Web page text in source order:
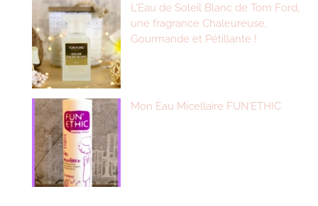
L’Eau de Soleil Blanc de Tom Ford,
une fragrance Chaleureuse,
Gourmande et Pétillante !
Mon Eau Micellaire FUN’ETHIC